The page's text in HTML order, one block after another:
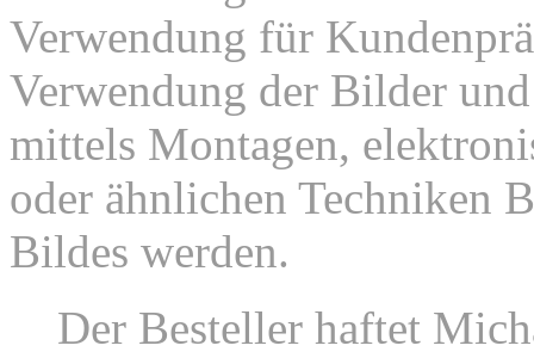
Verwendung für
Verwendung der Bilder
mittels Montagen,
oder ähnlichen Techniken
Bildes werden.
Der Besteller haftet